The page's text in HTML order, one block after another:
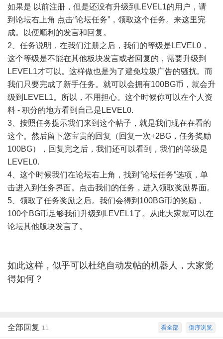
如果是 以前注册，但是还没有升级到LEVEL1的用户，请
到论坛右上角 点击“论坛任务”，领取这个任务。来这里完
成。以便顺利的发言和回复。
2、任务说明，在我们注册之后，我们的等级是LEVEL0，
这个等级是不能在其他板块发言或者回复的，需要升级到
LEVEL1才可以。这样做也是为了避免垃圾广告的骚扰。而
我们只要完成了新手任务。就可以会拥有100BG币，就会升
级到LEVEL1。所以，不用担心。这个时候你可以在个人资
料 - 积分的地方看到自己是LEVEL0.
3、按照任务提示我们来到这个帖子，就是我们现在在看的
这个。然后留下您宝贵的回复（回复一次+2BG，任务奖励
100BG），回复完之后，我们还可以看到，我们的等级是
LEVEL0.
4、这个时候我们在论坛右上角，找到“论坛任务”选项，单
击进入到任务界面。点击我们的任务，进入领取奖励界面。
5、领取了任务奖励之后。我们会得到100BG币的奖励，
100个BG币足够我们升级到LEVEL1了。从此大家就可以在
论坛其他版块发言了。
如此这样，似乎可以杜绝自动发帖的机器人，大家觉
得如何？
倒序浏览
看全部
全部回复 11